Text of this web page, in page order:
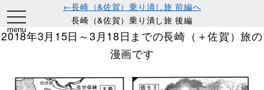
←長崎（&佐賀）乗り潰し旅 前編へ
長崎（&佐賀）乗り潰し旅 後編
2018年3月15日～3月18日までの長崎（＋佐賀）旅の
漫画です
toggle
navigation
menu